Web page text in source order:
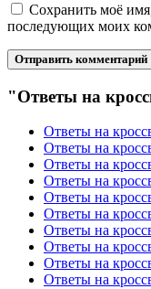
Сохранить моё
последующих моих
"Ответы на
Ответы на
Ответы на
Ответы на
Ответы на
Ответы на
Ответы на
Ответы на
Ответы на
Ответы на
Ответы на